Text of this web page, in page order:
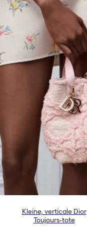
Kleine, verticale Dior
Toujours-tote